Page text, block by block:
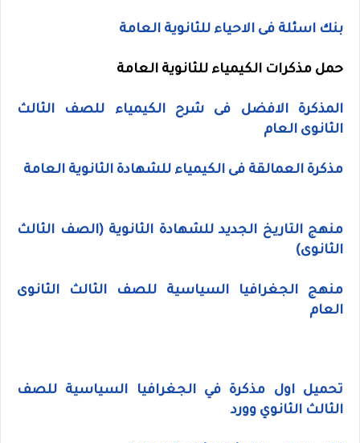
بنك اسئلة فى الاحياء للثانوية العامة
حمل مذكرات الكيمياء للثانوية العامة
المذكرة الافضل فى شرح الكيمياء للصف الثالث
الثانوى العام
مذكرة العمالقة فى الكيمياء للشهادة الثانوية العامة
منهج التاريخ الجديد للشهادة الثانوية (الصف الثالث
الثانوى)
منهج الجغرافيا السياسية للصف الثالث الثانوى
العام
تحميل اول مذكرة في الجغرافيا السياسية للصف
الثالث الثانوي وورد